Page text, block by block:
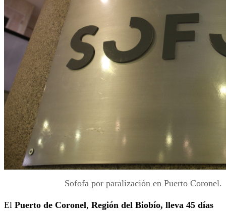
Sofofa por paralización en Puerto Coronel.
El Puerto de Coronel, Región del Biobío, lleva 45 días